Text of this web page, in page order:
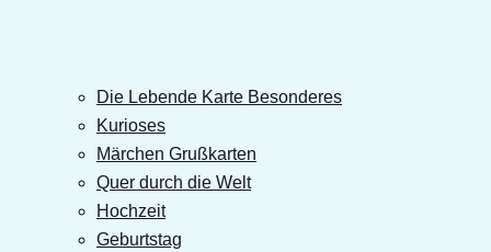
Die Lebende Karte Besonderes
Kurioses
Märchen Grußkarten
Quer durch die Welt
Hochzeit
Geburtstag